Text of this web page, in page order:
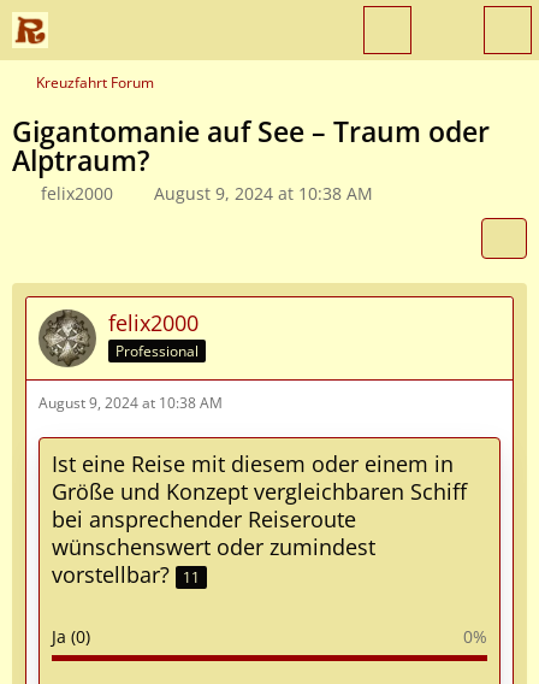
Kreuzfahrt Forum
Gigantomanie auf See – Traum oder
Alptraum?
felix2000 August 9, 2024 at 10:38 AM
felix2000
Professional
August 9, 2024 at 10:38 AM
Ist eine Reise mit diesem oder einem in
Größe und Konzept vergleichbaren Schiff
bei ansprechender Reiseroute
wünschenswert oder zumindest
vorstellbar?
11
Ja (0) 0%